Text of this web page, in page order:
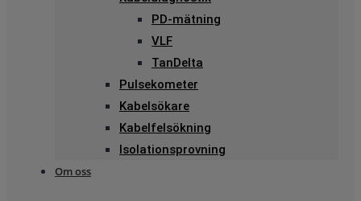
PD-mätning
VLF
TanDelta
Pulsekometer
Kabelsökare
Kabelfelsökning
Isolationsprovning
Om oss